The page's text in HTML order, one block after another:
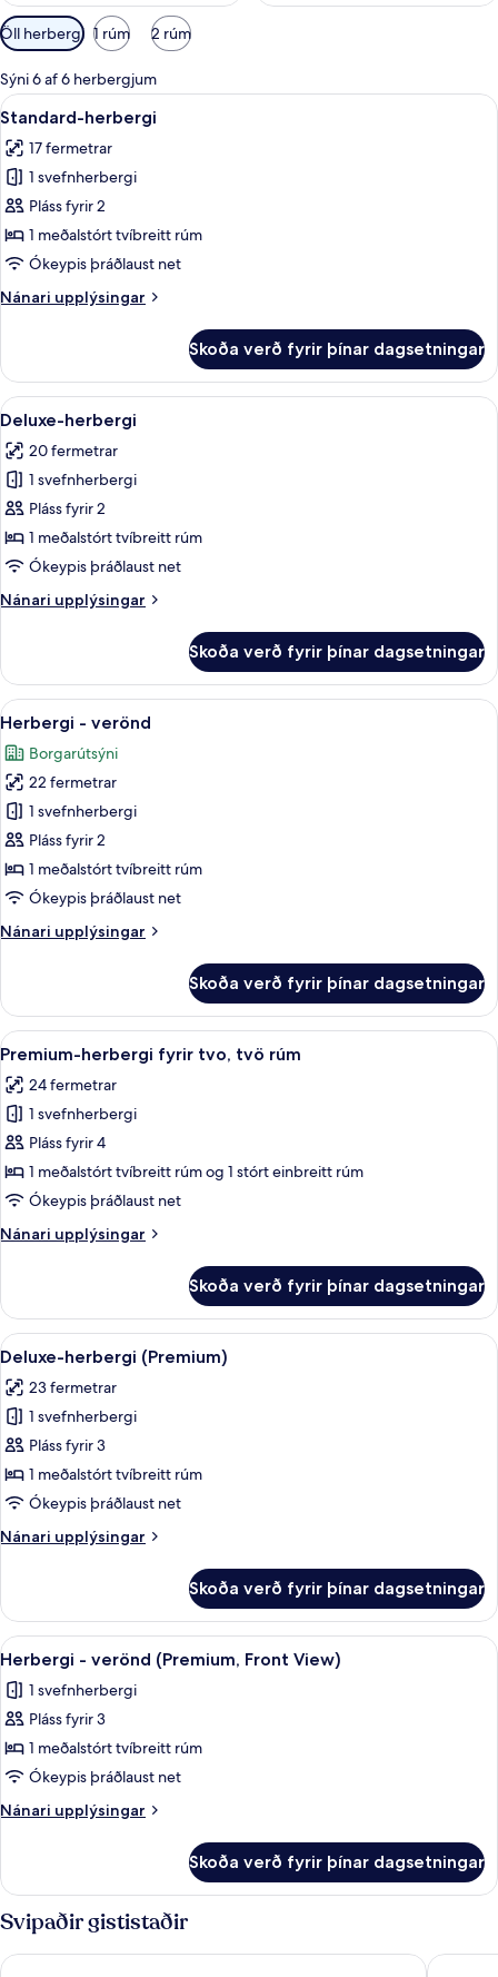
Síur
í
boði
fyrir
herbergi
Öll herbergi 1 rúm 2 rúm
Sýni 6 af 6 herbergjum
Skoða
allar
myndir
fyrir
Standard-
herbergi
Standard-herbergi | Rúmföt af
13
Standard-herbergi
17 fermetrar
1 svefnherbergi
Pláss fyrir 2
1 meðalstórt tvíbreitt rúm
Ókeypis þráðlaust net
Nánari upplýsingar
Nánari
herbergi
Skoða verð fyrir þínar dagsetningar
Skoða
allar
myndir
fyrir
Deluxe-
herbergi
Rúmföt af bestu gerð, rúm með
15
Deluxe-herbergi
20 fermetrar
1 svefnherbergi
Pláss fyrir 2
1 meðalstórt tvíbreitt rúm
Ókeypis þráðlaust net
Nánari upplýsingar
Nánari
herbergi
Skoða verð fyrir þínar dagsetningar
Skoða
allar
myndir
fyrir
Herbergi
-
verönd
14
Herbergi - verönd
Borgarútsýni
22 fermetrar
1 svefnherbergi
Pláss fyrir 2
1 meðalstórt tvíbreitt rúm
Ókeypis þráðlaust net
Nánari upplýsingar
Nánari
-
verönd
Skoða verð fyrir þínar dagsetningar
Skoða
allar
myndir
fyrir
Premium-
herbergi
fyrir
tvö
Premium-herbergi fyrir tvo, tvö rúm
15
Premium-herbergi fyrir tvo, tvö rúm
24 fermetrar
1 svefnherbergi
Pláss fyrir 4
1 meðalstórt tvíbreitt rúm og 1 stórt einbreitt rúm
Ókeypis þráðlaust net
Nánari upplýsingar
Nánari
herbergi
fyrir
tvo,
rúm
Skoða verð fyrir þínar dagsetningar
Skoða
allar
myndir
fyrir
Deluxe-
herbergi
(Premium)
Rúmföt af bestu gerð, rúm með
15
Deluxe-herbergi (Premium)
23 fermetrar
1 svefnherbergi
Pláss fyrir 3
1 meðalstórt tvíbreitt rúm
Ókeypis þráðlaust net
Nánari upplýsingar
Nánari
herbergi
(Premium)
Skoða verð fyrir þínar dagsetningar
Skoða
allar
myndir
fyrir
Herbergi
-
verönd
(Premium,
View)
15
Herbergi - verönd (Premium, Front View)
1 svefnherbergi
Pláss fyrir 3
1 meðalstórt tvíbreitt rúm
Ókeypis þráðlaust net
Nánari upplýsingar
Nánari
-
verönd
(Premium,
Front
View)
Skoða verð fyrir þínar dagsetningar
Svipaðir gististaðir
Urban Hotel Hotel